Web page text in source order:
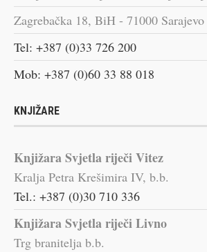
Zagrebačka 18, BiH - 71000 Sarajevo
Tel: +387 (0)33 726 200
Mob: +387 (0)60 33 88 018
KNJIŽARE
Knjižara Svjetla riječi Vitez
Kralja Petra Krešimira IV, b.b.
Tel.: +387 (0)30 710 336
Knjižara Svjetla riječi Livno
Trg branitelja b.b.